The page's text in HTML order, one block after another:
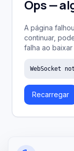
Ops —
A página
continuar,
falha ao
WebSocket
Recarregar